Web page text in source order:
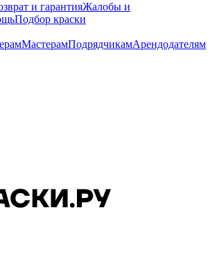
и гарантияЖалобы и
Подбор краски
МастерамПодрядчикамАрендодателям